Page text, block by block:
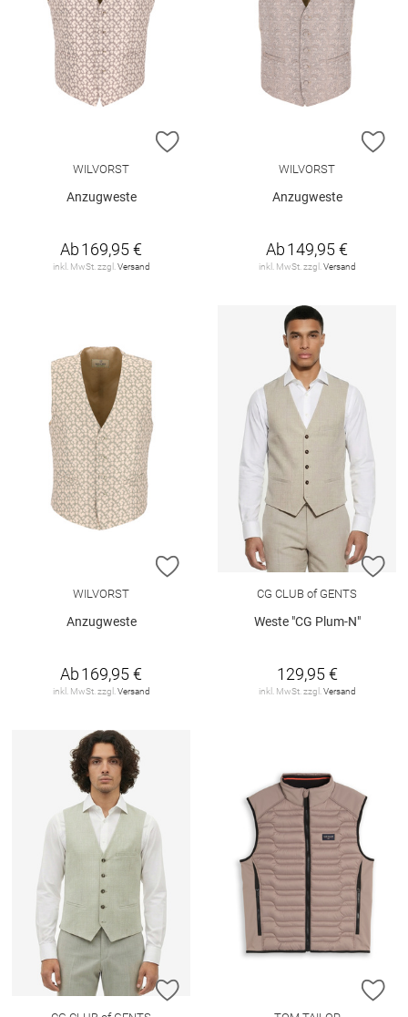
ZUR WUNSCHLISTE HINZUFÜGEN
WILVORST
Anzugweste
Ab169,95 €
inkl. MwSt. zzgl. Versand
WILVORST
Anzugweste
Ab149,95 €
inkl. MwSt. zzgl. Versand
ZUR WUNSCHLISTE HINZUFÜGEN
WILVORST
Anzugweste
Ab169,95 €
inkl. MwSt. zzgl. Versand
CG CLUB of GENTS
Weste "CG Plum-N"
129,95 €
inkl. MwSt. zzgl. Versand
ZUR WUNSCHLISTE HINZUFÜGEN